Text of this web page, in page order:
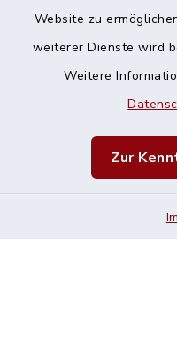
Website zu
weiterer Dienste wird
Weitere
Zur